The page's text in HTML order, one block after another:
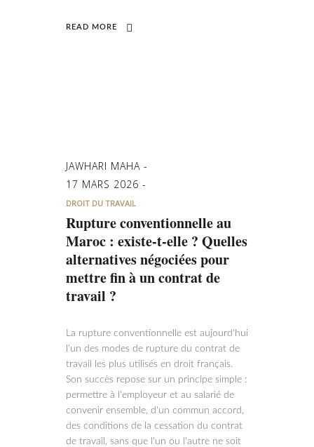
READ MORE
JAWHARI MAHA
17 MARS 2026
DROIT DU TRAVAIL
Rupture conventionnelle au
Maroc : existe-t-elle ? Quelles
alternatives négociées pour
mettre fin à un contrat de
travail ?
La rupture conventionnelle est aujourd'hui
l'un des modes de rupture du contrat de
travail les plus utilisés en droit français.
Son succès repose sur un principe simple :
permettre à l'employeur et au salarié de
convenir ensemble, d'un commun accord,
des conditions de la cessation du contrat
de travail, sans que l'un ou l'autre ne soit